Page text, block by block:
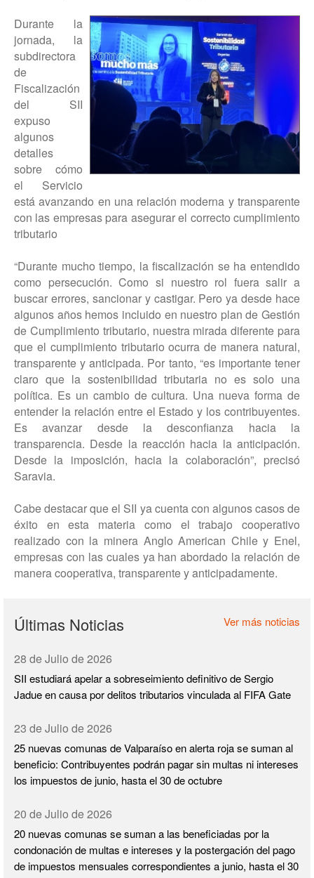
Durante la
jornada, la
subdirectora
de
Fiscalización
del SII
expuso
algunos
detalles
sobre cómo
el Servicio
está avanzando en una relación moderna y transparente
con las empresas para asegurar el correcto cumplimiento
tributario
“Durante mucho tiempo, la fiscalización se ha entendido
como persecución. Como si nuestro rol fuera salir a
buscar errores, sancionar y castigar. Pero ya desde hace
algunos años hemos incluido en nuestro plan de Gestión
de Cumplimiento tributario, nuestra mirada diferente para
que el cumplimiento tributario ocurra de manera natural,
transparente y anticipada. Por tanto, “es importante tener
claro que la sostenibilidad tributaria no es solo una
política. Es un cambio de cultura. Una nueva forma de
entender la relación entre el Estado y los contribuyentes.
Es avanzar desde la desconfianza hacia la
transparencia. Desde la reacción hacia la anticipación.
Desde la imposición, hacia la colaboración”, precisó
Saravia.
Cabe destacar que el SII ya cuenta con algunos casos de
éxito en esta materia como el trabajo cooperativo
realizado con la minera Anglo American Chile y Enel,
empresas con las cuales ya han abordado la relación de
manera cooperativa, transparente y anticipadamente.
Últimas Noticias Ver más noticias
28 de Julio de 2026
SII estudiará apelar a sobreseimiento definitivo de Sergio
Jadue en causa por delitos tributarios vinculada al FIFA Gate
23 de Julio de 2026
25 nuevas comunas de Valparaíso en alerta roja se suman al
beneficio: Contribuyentes podrán pagar sin multas ni intereses
los impuestos de junio, hasta el 30 de octubre
20 de Julio de 2026
20 nuevas comunas se suman a las beneficiadas por la
condonación de multas e intereses y la postergación del pago
de impuestos mensuales correspondientes a junio, hasta el 30